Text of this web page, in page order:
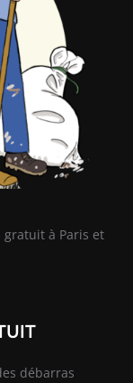
gratuit à Paris et
débarras